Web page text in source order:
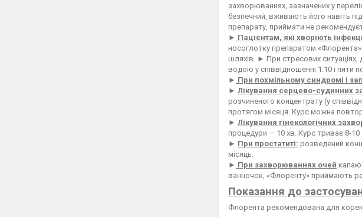
захворюваннях, зазначених у
безпечний, вживають його навіть
препарату, приймати не
► Пацієнтам, які хворіють
носоглотку препаратом
шляхів. ► При стресових ситуаціях,
водою у співвідношенні 1:10 і пити
► При похмільному синдромі і
► Лікування серцево-судинних
розчиненого концентрату (у
протягом місяця. Курс можна
► Лікування гінекологічних
процедури — 10 хв. Курс триває 8-10
► При простатиті: розведений
місяць.
► При захворюваннях очей
ванночок, «Флоренту» приймають
Показання до
Флорента рекомендована для